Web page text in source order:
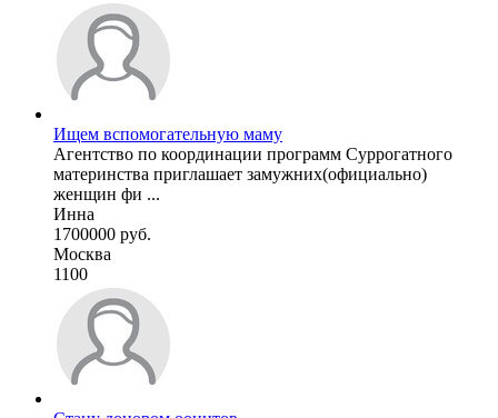
Ищем вспомогательную маму
Агентство по координации программ Суррогатного
материнства приглашает замужних(официально)
женщин фи ...
Инна
1700000 руб.
Москва
1100